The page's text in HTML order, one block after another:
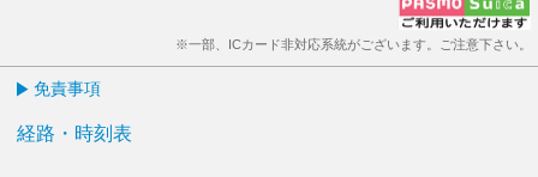
※一部、ICカード非対応系統がございます。ご注意下さい。
免責事項
経路・時刻表